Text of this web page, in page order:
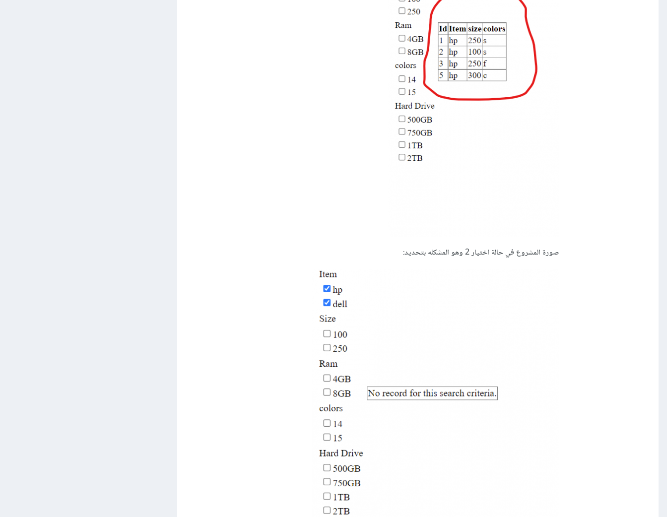
صورة المشروع في حالة اختيار 2 وهو المشكله بتحديد: